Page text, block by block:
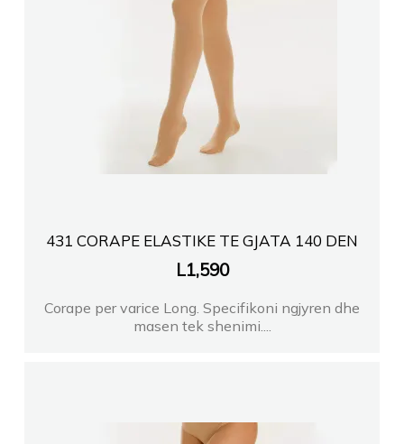
431 CORAPE ELASTIKE TE GJATA 140 DEN
L1,590
Corape per varice Long. Specifikoni ngjyren dhe
masen tek shenimi....